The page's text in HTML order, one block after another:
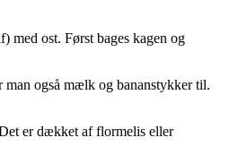
med ost. Først bages kagen og
man også mælk og bananstykker til.
er dækket af flormelis eller